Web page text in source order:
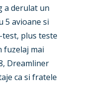
a derulat un
5 avioane si
test, plus teste
fuzelaj mai
Dreamliner
ca si fratele